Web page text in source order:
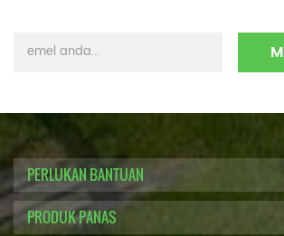
PERLUKAN BANTUAN
PRODUK PANAS